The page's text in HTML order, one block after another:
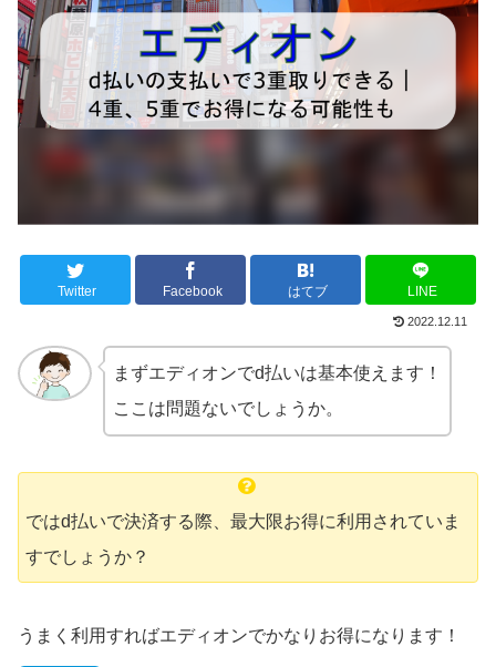
Twitter Facebook はてブ LINE
2022.12.11
まずエディオンでd払いは基本使えます！
ここは問題ないでしょうか。
ではd払いで決済する際、最大限お得に利用されていま
すでしょうか？
うまく利用すればエディオンでかなりお得になります！